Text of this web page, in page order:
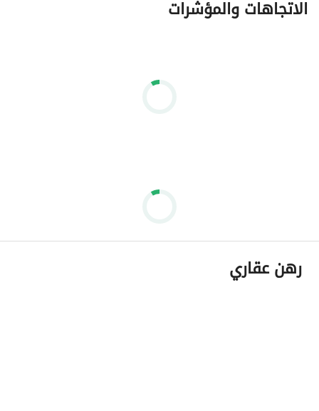
الاتجاهات والمؤشرات
رهن عقاري